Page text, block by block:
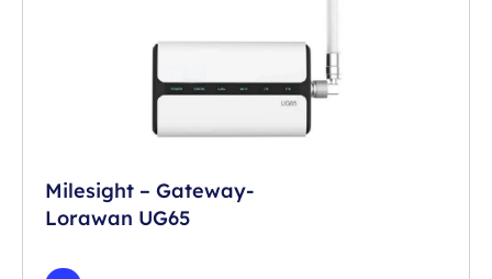
Milesight – Gateway-
Lorawan UG65